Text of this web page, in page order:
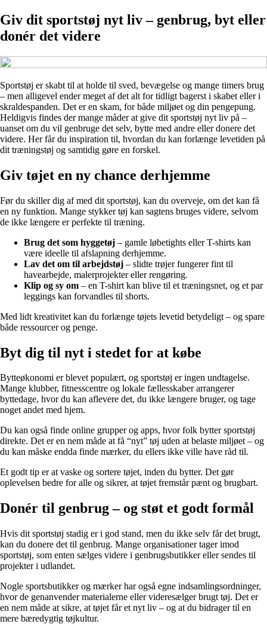
Giv dit sportstøj nyt liv – genbrug, byt eller
donér det videre
Sportstøj er skabt til at holde til sved, bevægelse og mange timers brug
– men alligevel ender meget af det alt for tidligt bagerst i skabet eller i
skraldespanden. Det er en skam, for både miljøet og din pengepung.
Heldigvis findes der mange måder at give dit sportstøj nyt liv på –
uanset om du vil genbruge det selv, bytte med andre eller donere det
videre. Her får du inspiration til, hvordan du kan forlænge levetiden på
dit træningstøj og samtidig gøre en forskel.
Giv tøjet en ny chance derhjemme
Før du skiller dig af med dit sportstøj, kan du overveje, om det kan få
en ny funktion. Mange stykker tøj kan sagtens bruges videre, selvom
de ikke længere er perfekte til træning.
Brug det som hyggetøj – gamle løbetights eller T-shirts kan
være ideelle til afslapning derhjemme.
Lav det om til arbejdstøj – slidte trøjer fungerer fint til
havearbejde, malerprojekter eller rengøring.
Klip og sy om – en T-shirt kan blive til et træningsnet, og et par
leggings kan forvandles til shorts.
Med lidt kreativitet kan du forlænge tøjets levetid betydeligt – og spare
både ressourcer og penge.
Byt dig til nyt i stedet for at købe
Bytteøkonomi er blevet populært, og sportstøj er ingen undtagelse.
Mange klubber, fitnesscentre og lokale fællesskaber arrangerer
byttedage, hvor du kan aflevere det, du ikke længere bruger, og tage
noget andet med hjem.
Du kan også finde online grupper og apps, hvor folk bytter sportstøj
direkte. Det er en nem måde at få “nyt” tøj uden at belaste miljøet – og
du kan måske endda finde mærker, du ellers ikke ville have råd til.
Et godt tip er at vaske og sortere tøjet, inden du bytter. Det gør
oplevelsen bedre for alle og sikrer, at tøjet fremstår pænt og brugbart.
Donér til genbrug – og støt et godt formål
Hvis dit sportstøj stadig er i god stand, men du ikke selv får det brugt,
kan du donere det til genbrug. Mange organisationer tager imod
sportstøj, som enten sælges videre i genbrugsbutikker eller sendes til
projekter i udlandet.
Nogle sportsbutikker og mærker har også egne indsamlingsordninger,
hvor de genanvender materialerne eller videresælger brugt tøj. Det er
en nem måde at sikre, at tøjet får et nyt liv – og at du bidrager til en
mere bæredygtig tøjkultur.